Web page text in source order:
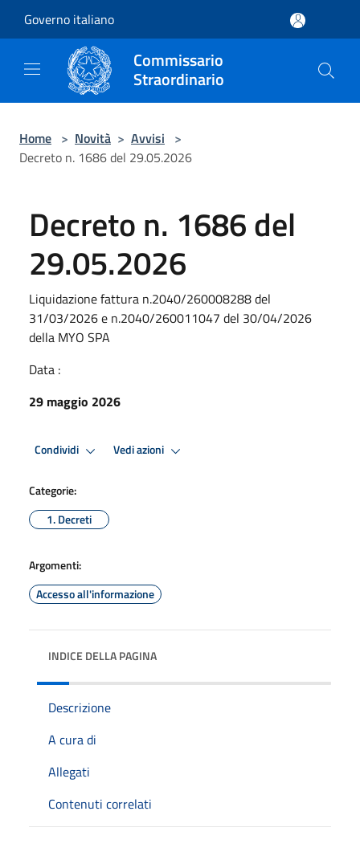
Governo italiano
Commissario
Straordinario
Home > Novità > Avvisi >
Decreto n. 1686 del 29.05.2026
Decreto n. 1686 del
29.05.2026
Liquidazione fattura n.2040/260008288 del
31/03/2026 e n.2040/260011047 del 30/04/2026
della MYO SPA
Data :
29 maggio 2026
Condividi Vedi azioni
Categorie:
1. Decreti
Argomenti:
Accesso all'informazione
INDICE DELLA PAGINA
Descrizione
A cura di
Allegati
Contenuti correlati